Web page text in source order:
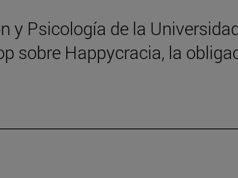
y Psicología de la
sobre Happycracia, la